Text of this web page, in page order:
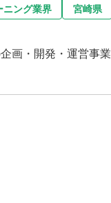
ニング業界 宮崎県
画・開発・運営事業